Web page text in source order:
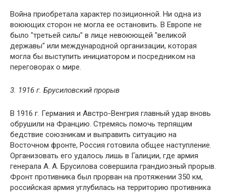
Война приобретала характер позиционной. Ни одна из
воюющих сторон не могла ее остановить. В Европе не
было "третьей силы" в лице невоюющей "великой
державы" или международной организации, которая
могла бы выступить инициатором и посредником на
переговорах о мире.
3. 1916 г. Брусиловский прорыв
В 1916 г. Германия и Австро-Венгрия главный удар вновь
обрушили на Францию. Стремясь помочь терпящим
бедствие союзникам и выправить ситуацию на
Восточном фронте, Россия готовила общее наступление.
Организовать его удалось лишь в Галиции, где армия
генерала А. А. Брусилова совершила грандиозный прорыв.
Фронт противника был прорван на протяжении 350 км,
российская армия углубилась на территорию противника